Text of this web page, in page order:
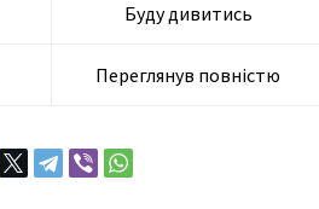
Буду дивитись
Переглянув повністю